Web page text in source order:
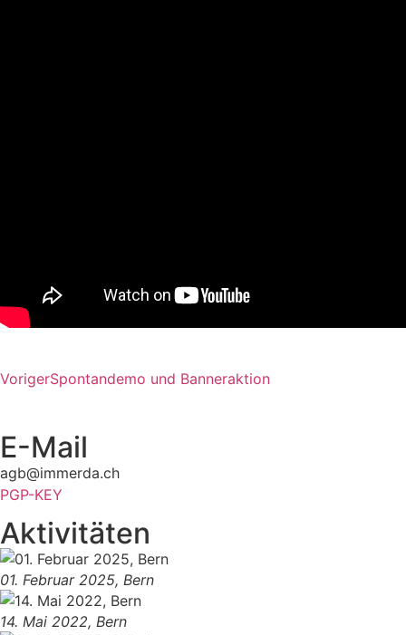
VorigerSpontandemo und Banneraktion
E-Mail
agb@immerda.ch
PGP-KEY
Aktivitäten
01. Februar 2025, Bern
14. Mai 2022, Bern